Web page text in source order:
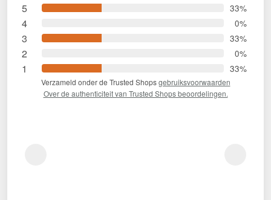
5 33%
4 0%
3 33%
2 0%
1 33%
Verzameld onder de Trusted Shopsgebruiksvoorwaarden
Over de authenticiteit van Trusted Shops beoordelingen.